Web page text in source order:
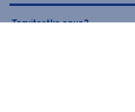
Tarvitsetko apua?